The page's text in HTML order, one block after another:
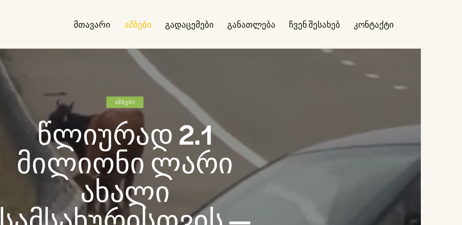
მთავარი ამბები გადაცემები განათლება ჩვენ შესახებ კონტაქტი
ᲐᲛᲑᲔᲑᲘ
წლიურად 2.1
მილიონი ლარი
ახალი